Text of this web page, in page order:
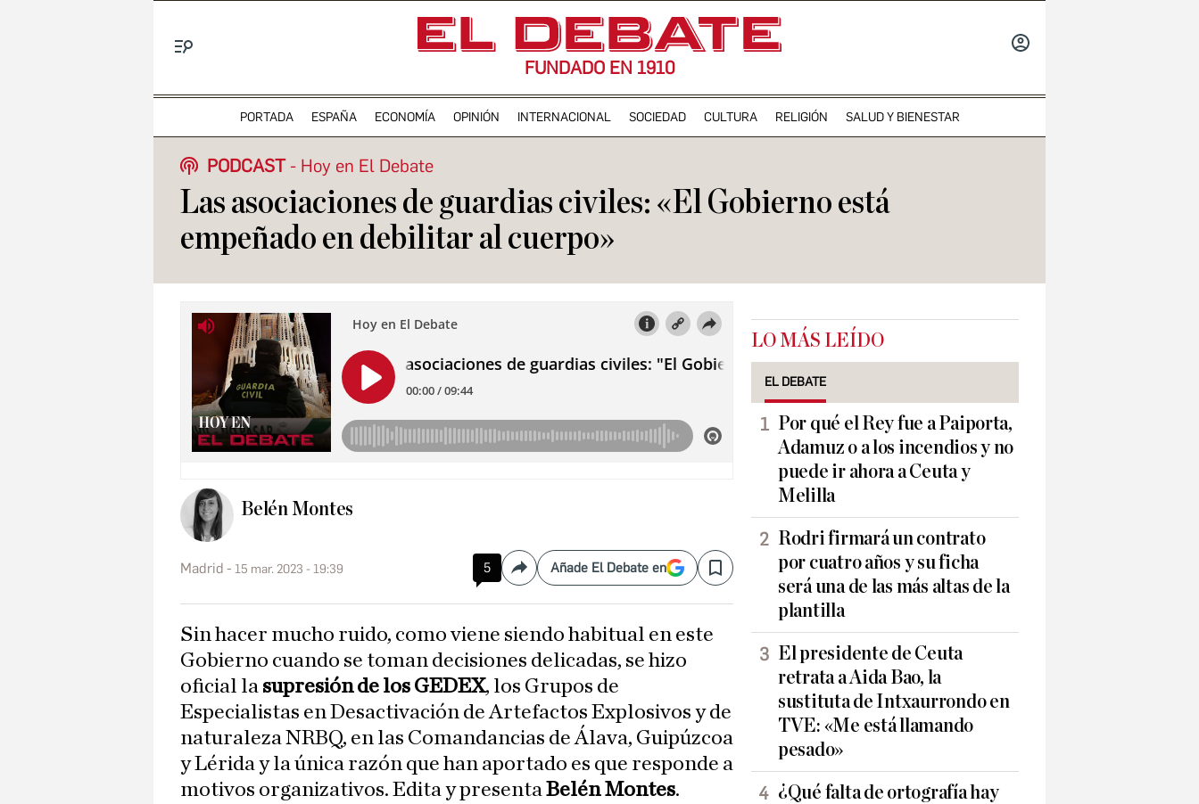
FUNDADO EN 1910
PORTADA ESPAÑA ECONOMÍA OPINIÓN INTERNACIONAL SOCIEDAD CULTURA RELIGIÓN SALUD Y BIENESTAR
PODCAST Hoy en El Debate
Las asociaciones de guardias civiles: «El Gobierno está
empeñado en debilitar al cuerpo»
Belén Montes
Madrid 15 mar. 2023 - 19:39 5 CompartirAñade El Debate en Save
Sin hacer mucho ruido, como viene siendo habitual en este
Gobierno cuando se toman decisiones delicadas, se hizo
oficial la supresión de los GEDEX, los Grupos de
Especialistas en Desactivación de Artefactos Explosivos y de
naturaleza NRBQ, en las Comandancias de Álava, Guipúzcoa
y Lérida y la única razón que han aportado es que responde a
motivos organizativos. Edita y presentaBelén Montes.
LO MÁS LEÍDO
EL DEBATE
Por qué el Rey fue a Paiporta,
Adamuz o a los incendios y no
puede ir ahora a Ceuta y
Melilla
Rodri firmará un contrato
por cuatro años y su ficha
será una de las más altas de la
plantilla
El presidente de Ceuta
retrata a Aida Bao, la
sustituta de Intxaurrondo en
TVE: «Me está llamando
pesado»
¿Qué falta de ortografía hay